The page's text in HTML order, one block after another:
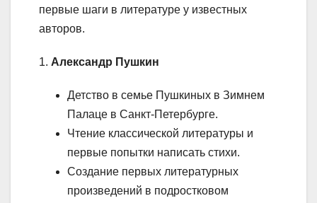
первые шаги в литературе у известных
авторов.
1. Александр Пушкин
Детство в семье Пушкиных в Зимнем
Палаце в Санкт-Петербурге.
Чтение классической литературы и
первые попытки написать стихи.
Создание первых литературных
произведений в подростковом